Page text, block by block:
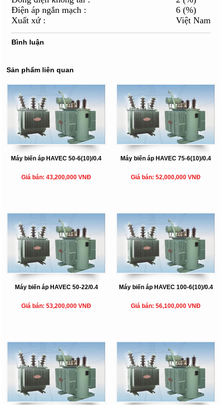
Điện áp ngắn mạch :
6 (%)
Xuất xứ :
Việt Nam
Bình luận
Sản phẩm liên quan
Máy biến áp HAVEC 50-6(10)/0.4
Giá bán: 43,200,000 VNĐ
Máy biến áp HAVEC 75-6(10)/0.4
Giá bán: 52,000,000 VNĐ
Máy biến áp HAVEC 50-22/0.4
Giá bán: 53,200,000 VNĐ
Máy biến áp HAVEC 100-6(10)/0.4
Giá bán: 56,100,000 VNĐ